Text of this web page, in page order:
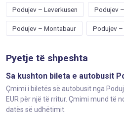
Podujev – Leverkusen Podujev
Podujev – Montabaur Podujev –
Pyetje të shpeshta
Sa kushton bileta e autobusit
Çmimi i biletës së autobusit nga
EUR për një të rritur. Çmimi mund të
datës së udhëtimit.